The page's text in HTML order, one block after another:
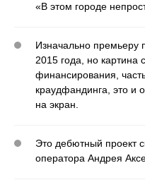
«В этом городе
Изначально премьеру
2015 года, но картина
финансирования,
краудфандинга, это и
на экран.
Это дебютный проект
оператора Андрея